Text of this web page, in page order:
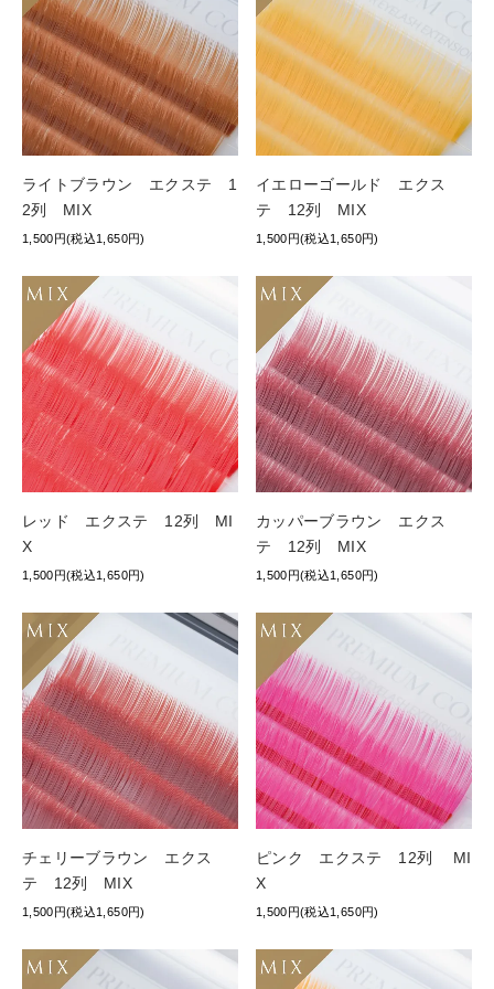
ライトブラウン エクステ 1
2列 MIX
1,500円(税込1,650円)
イエローゴールド エクス
テ 12列 MIX
1,500円(税込1,650円)
レッド エクステ 12列 MI
X
1,500円(税込1,650円)
カッパーブラウン エクス
テ 12列 MIX
1,500円(税込1,650円)
チェリーブラウン エクス
テ 12列 MIX
1,500円(税込1,650円)
ピンク エクステ 12列 MI
X
1,500円(税込1,650円)